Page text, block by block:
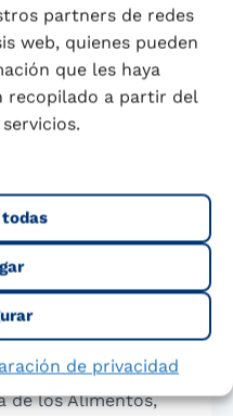
partners de redes
web, quienes pueden
que les haya
recopilado a partir del
de privacidad
que protegen las
también
crónicas como
tipos de cáncer. Con
y respaldadas por la
a disfrutar de los
que visites a
Puleva Maxy
gama de leches.
Burgos,
de los Alimentos,